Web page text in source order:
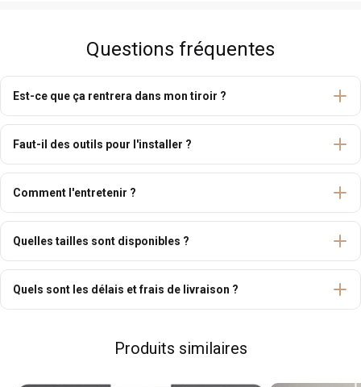
Questions fréquentes
Est-ce que ça rentrera dans mon tiroir ?
Faut-il des outils pour l'installer ?
Comment l'entretenir ?
Quelles tailles sont disponibles ?
Quels sont les délais et frais de livraison ?
Produits similaires